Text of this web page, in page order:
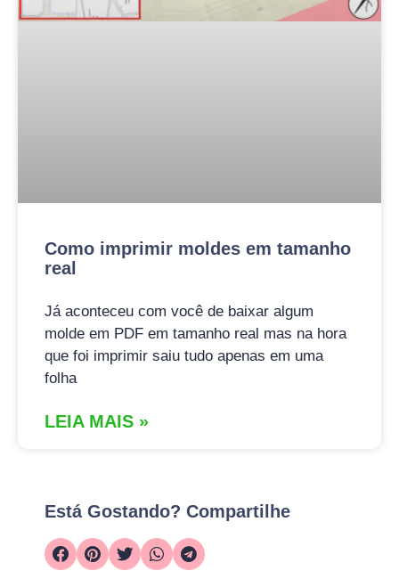
Como imprimir moldes em tamanho
real
Já aconteceu com você de baixar algum
molde em PDF em tamanho real mas na hora
que foi imprimir saiu tudo apenas em uma
folha
LEIA MAIS »
Está Gostando? Compartilhe